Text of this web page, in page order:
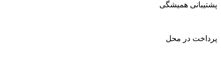
پشتیبانی همیشگی
پرداخت در محل